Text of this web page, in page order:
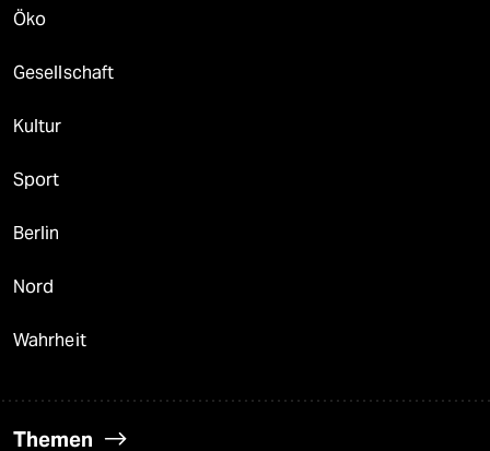
Öko
Gesellschaft
Kultur
Sport
Berlin
Nord
Wahrheit
Themen